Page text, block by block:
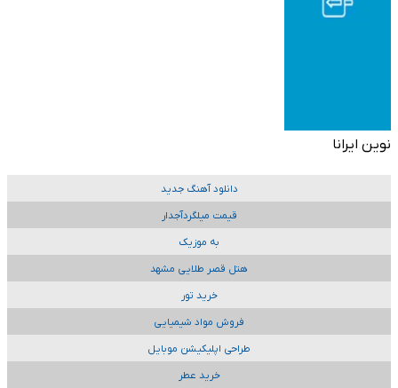
نوین ایرانا
دانلود آهنگ جدید
قیمت میلگردآجدار
به موزیک
هتل قصر طلایی مشهد
خرید تور
فروش مواد شیمیایی
طراحی اپلیکیشن موبایل
خرید عطر